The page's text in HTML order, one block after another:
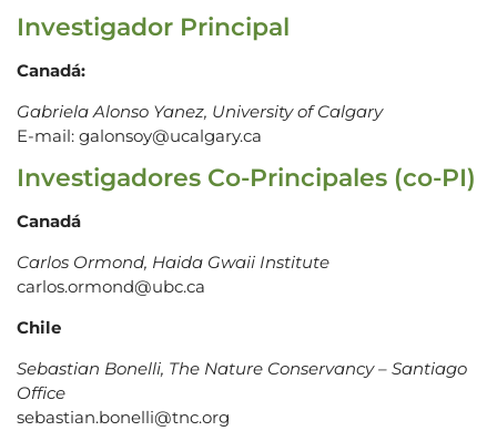
Investigador Principal
Canadá:
Gabriela Alonso Yanez, University of Calgary
E-mail: galonsoy@ucalgary.ca
Investigadores Co-Principales (co-PI)
Canadá
Carlos Ormond, Haida Gwaii Institute
carlos.ormond@ubc.ca
Chile
Sebastian Bonelli, The Nature Conservancy – Santiago
Office
sebastian.bonelli@tnc.org